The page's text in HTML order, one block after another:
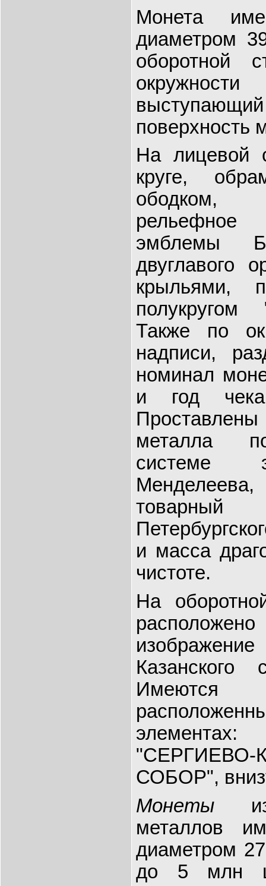
Монета
диаметром
оборотной
поверхность
На лицевой
круге,
ободком,
эмблемы
двуглавого
крыльями,
Также по
надписи,
номинал
и год
металла
системе
и масса
чистоте.
На
"СЕРГИЕВО-
СОБОР",
Монеты из
металлов
диаметром
до 5 млн